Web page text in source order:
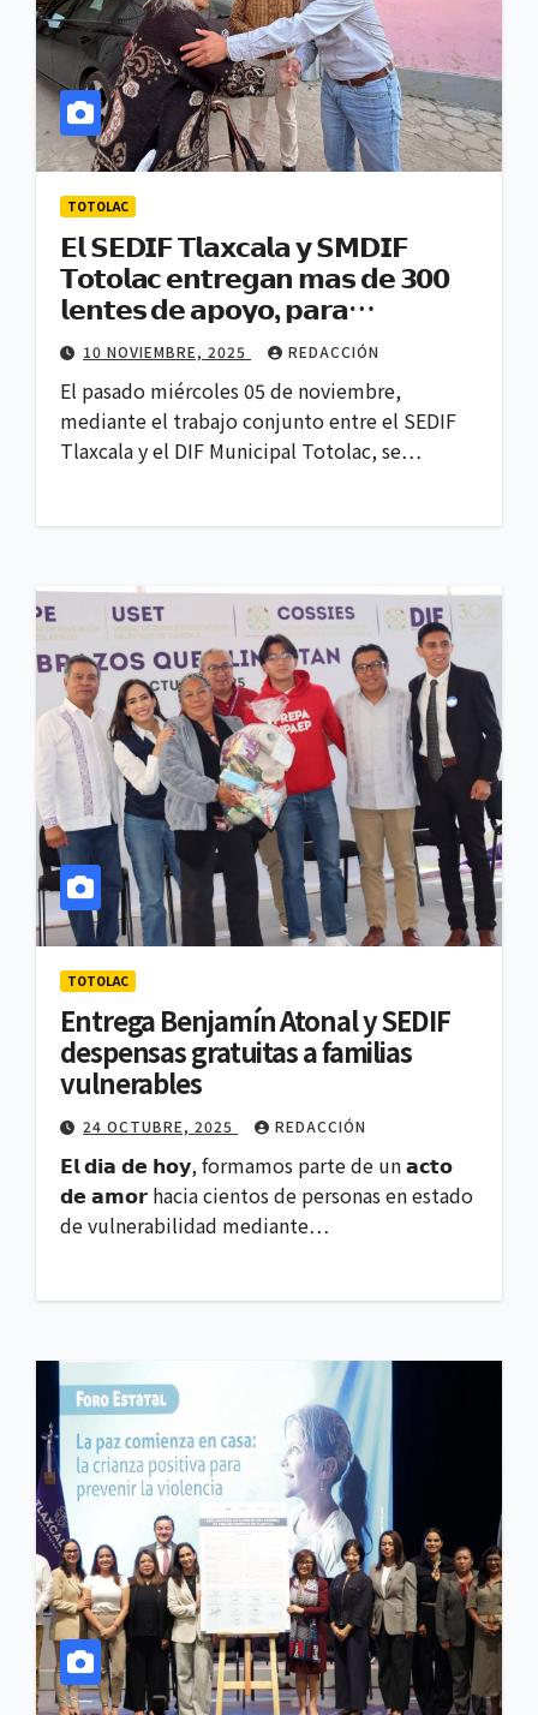
TOTOLAC
𝗘𝗹 𝗦𝗘𝗗𝗜𝗙 𝗧𝗹𝗮𝘅𝗰𝗮𝗹𝗮 𝘆 𝗦𝗠𝗗𝗜𝗙
𝗧𝗼𝘁𝗼𝗹𝗮𝗰 𝗲𝗻𝘁𝗿𝗲𝗴𝗮𝗻 𝗺𝗮𝘀 𝗱𝗲 𝟯𝟬𝟬
𝗹𝗲𝗻𝘁𝗲𝘀 𝗱𝗲 𝗮𝗽𝗼𝘆𝗼, 𝗽𝗮𝗿𝗮
𝗽𝗲𝗿𝘀𝗼𝗻𝗮𝘀 𝗱𝗲𝗹 𝗠𝘂𝗻𝗶𝗰𝗶𝗽𝗶𝗼 𝘆 𝗱𝗲 𝗹𝗮
𝗘𝗻𝘁𝗶𝗱𝗮𝗱
10 NOVIEMBRE, 2025 REDACCIÓN
El pasado miércoles 05 de noviembre,
mediante el trabajo conjunto entre el SEDIF
Tlaxcala y el DIF Municipal Totolac, se…
TOTOLAC
Entrega Benjamín Atonal y SEDIF
despensas gratuitas a familias
vulnerables
24 OCTUBRE, 2025 REDACCIÓN
𝗘𝗹 𝗱𝗶𝗮 𝗱𝗲 𝗵𝗼𝘆, formamos parte de un 𝗮𝗰𝘁𝗼
𝗱𝗲 𝗮𝗺𝗼𝗿 hacia cientos de personas en estado
de vulnerabilidad mediante…